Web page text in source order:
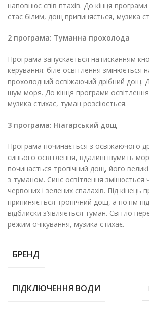
наповнює спів птахів. До кінця
стає білим, дощ припиняється, музика
2 програма: Туманна прохолода
Програма запускається натисканням
керування: біле освітлення змінюється
прохолодний освіжаючий дрібний дощ.
шум моря. До кінця програми
музика стихає, туман розсіюється.
3 програма: Ніагарський дощ
Програма починається з освіжаючого
синього освітлення, вдалині шумить
починається тропічний дощ, його
з туманом. Синє освітлення змінюється
червоних і зелених спалахів. Під кінець
припиняється тропічний дощ, а потім під
відблиски з’являється туман. Світло
режим очікування, музика стихає.
БРЕНД
ПІДКЛЮЧЕННЯ ВОДИ